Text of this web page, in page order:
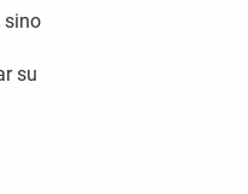
sino
su